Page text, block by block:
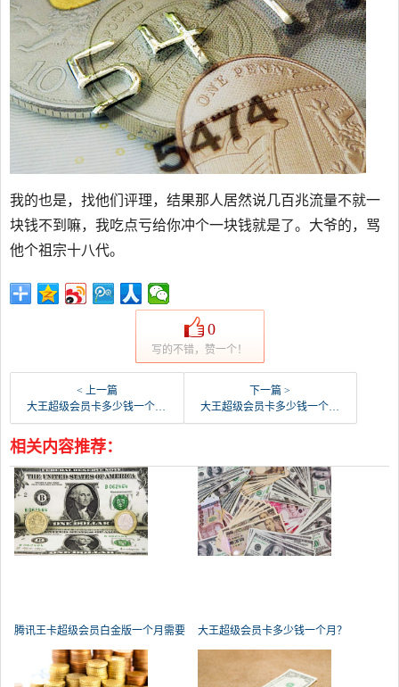
我的也是，找他们评理，结果那人居然说几百兆流量不就一
块钱不到嘛，我吃点亏给你冲个一块钱就是了。大爷的，骂
他个祖宗十八代。
0
写的不错，赞一个！
< 上一篇
大王超级会员卡多少钱一个月19元/月还是39元/月，我现在是大王卡？
下一篇 >
大王超级会员卡多少钱一个月？
相关内容推荐：
腾讯王卡超级会员白金版一个月需要 大王超级会员卡多少钱一个月？